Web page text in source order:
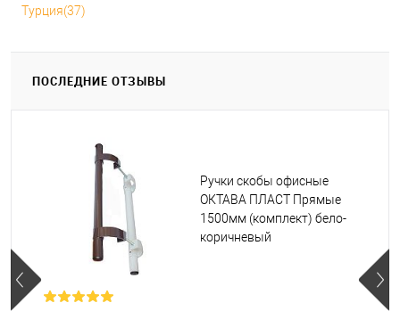
Турция(37)
ПОСЛЕДНИЕ ОТЗЫВЫ
Ручки скобы офисные
ОКТАВА ПЛАСТ Прямые
1500мм (комплект) бело-
коричневый